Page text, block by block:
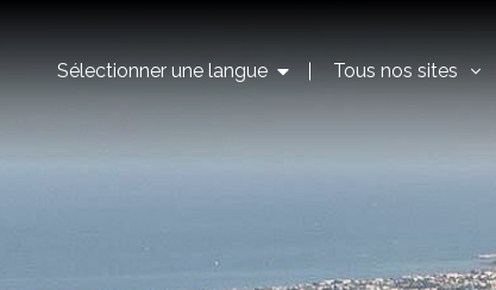
Sélectionner une langue Tous nos sites